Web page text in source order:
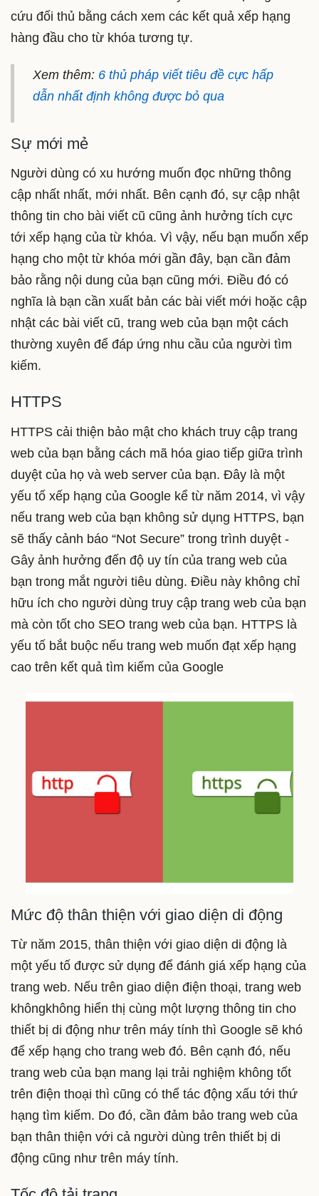
cứu đối thủ bằng cách xem các kết quả xếp hạng
hàng đầu cho từ khóa tương tự.
Xem thêm: 6 thủ pháp viết tiêu đề cực hấp
dẫn nhất định không được bỏ qua
Sự mới mẻ
Người dùng có xu hướng muốn đọc những thông
cập nhất nhất, mới nhất. Bên cạnh đó, sự cập nhật
thông tin cho bài viết cũ cũng ảnh hưởng tích cực
tới xếp hạng của từ khóa. Vì vậy, nếu bạn muốn xếp
hạng cho một từ khóa mới gần đây, bạn cần đảm
bảo rằng nội dung của bạn cũng mới. Điều đó có
nghĩa là bạn cần xuất bản các bài viết mới hoặc cập
nhật các bài viết cũ, trang web của bạn một cách
thường xuyên để đáp ứng nhu cầu của người tìm
kiếm.
HTTPS
HTTPS cải thiện bảo mật cho khách truy cập trang
web của bạn bằng cách mã hóa giao tiếp giữa trình
duyệt của họ và web server của bạn. Đây là một
yếu tố xếp hạng của Google kể từ năm 2014, vì vậy
nếu trang web của bạn không sử dụng HTTPS, bạn
sẽ thấy cảnh báo “Not Secure” trong trình duyệt -
Gây ảnh hưởng đến độ uy tín của trang web của
bạn trong mắt người tiêu dùng. Điều này không chỉ
hữu ích cho người dùng truy cập trang web của bạn
mà còn tốt cho SEO trang web của bạn. HTTPS là
yếu tố bắt buộc nếu trang web muốn đạt xếp hạng
cao trên kết quả tìm kiếm của Google
Mức độ thân thiện với giao diện di động
Từ năm 2015, thân thiện với giao diện di động là
một yếu tố được sử dụng để đánh giá xếp hạng của
trang web. Nếu trên giao diện điện thoại, trang web
khôngkhông hiển thị cùng một lượng thông tin cho
thiết bị di động như trên máy tính thì Google sẽ khó
để xếp hạng cho trang web đó. Bên cạnh đó, nếu
trang web của bạn mang lại trải nghiệm không tốt
trên điện thoại thì cũng có thể tác động xấu tới thứ
hạng tìm kiếm. Do đó, cần đảm bảo trang web của
bạn thân thiện với cả người dùng trên thiết bị di
động cũng như trên máy tính.